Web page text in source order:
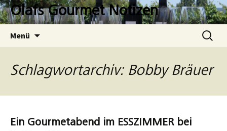
Zum
InhaltOlafs Gourmet Notizen
Menü
Suchen
nach:
Schlagwortarchiv: Bobby Bräuer
Ein Gourmetabend im ESSZIMMER bei